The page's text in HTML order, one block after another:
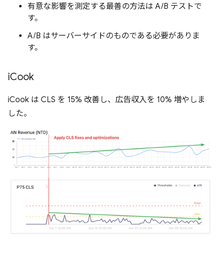
有意な影響を測定する最善の方法は A/B テストで
す。
A/B はサーバーサイドのものである必要がありま
す。
iCook
iCook は CLS を 15% 改善し、広告収入を 10% 増やしま
した。